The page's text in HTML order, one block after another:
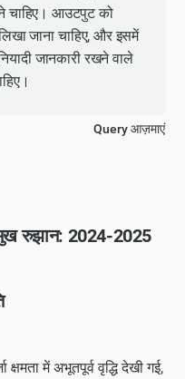
चाहिए। आउटपुट को
जाना चाहिए, और इसमें
जानकारी रखने वाले
Query आज़माएं
रुझान: 2024-2025
में अभूतपूर्व वृद्धि देखी गई,